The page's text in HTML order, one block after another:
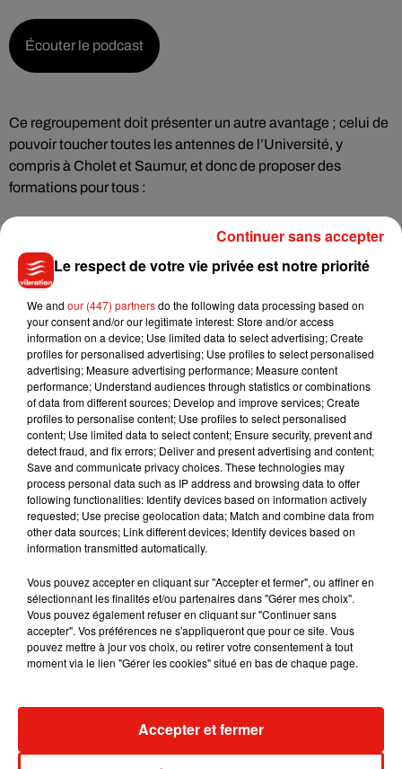
Écouter le podcast
Ce regroupement doit présenter un autre avantage ; celui de
pouvoir toucher toutes les antennes de l’Université, y
compris à Cholet et Saumur, et donc de proposer des
formations pour tous :
Écouter le podcast
Ce rapprochement entre les deux universités doit donc être
opéré en 2020. Mais il faudra attendre2024pour dresser un
premier bilan.
Des propos recueillis par Annie Guinhut.
Musique
7 août 2026
dans son nouveau clip
7 août 2026
Sensation » avec Kylie Minogue
Le respect de votre vie privée est notre priorité
We and our (447) partnersdo the following data processing based on
your consent and/or our legitimate interest: Store and/or access
information on a device; Use limited data to select advertising; Create
profiles for personalised advertising; Use profiles to select personalised
advertising; Measure advertising performance; Measure content
performance; Understand audiences through statistics or combinations
of data from different sources; Develop and improve services; Create
profiles to personalise content; Use profiles to select personalised
content; Use limited data to select content; Ensure security, prevent and
detect fraud, and fix errors; Deliver and present advertising and content;
Save and communicate privacy choices. These technologies may
process personal data such as IP address and browsing data to offer
following functionalities: Identify devices based on information actively
requested; Use precise geolocation data; Match and combine data from
other data sources; Link different devices; Identify devices based on
information transmitted automatically.
Vous pouvez accepter en cliquant sur "Accepter et fermer", ou affiner en
sélectionnant les finalités et/ou partenaires dans "Gérer mes choix".
Vous pouvez également refuser en cliquant sur "Continuer sans
accepter". Vos préférences ne s'appliqueront que pour ce site. Vous
pouvez mettre à jour vos choix, ou retirer votre consentement à tout
moment via le lien "Gérer les cookies" situé en bas de chaque page.
Accepter et fermer
Continuer sans accepter